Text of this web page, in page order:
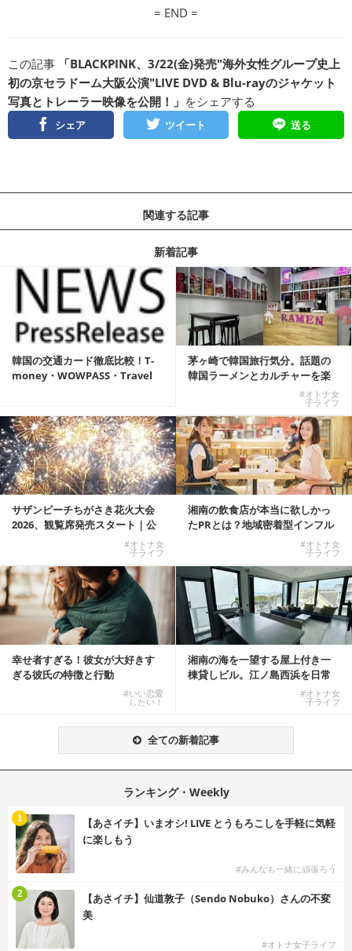
= END =
この記事
「BLACKPINK、3/22(金)発売"海外女性グループ史上
初の京セラドーム大阪公演"LIVE DVD & Blu-rayのジャケット
写真とトレーラー映像を公開！」 をシェアする
シェア ツイート 送る
関連する記事
新着記事
韓国の交通カード徹底比較！T-
money・WOWPASS・Travel
茅ヶ崎で韓国旅行気分。話題の
韓国ラーメンとカルチャーを楽
#オトナ女
子ライフ
サザンビーチちがさき花火大会
2026、観覧席発売スタート｜公
#オトナ女
子ライフ
湘南の飲食店が本当に欲しかっ
たPRとは？地域密着型インフル
#オトナ女
子ライフ
幸せ者すぎる！彼女が大好きす
ぎる彼氏の特徴と行動
#いい恋愛
したい！
湘南の海を一望する屋上付き一
棟貸しビル。江ノ島西浜を日常
#オトナ女
子ライフ
全ての新着記事
ランキング・Weekly
【あさイチ】いまオシ! LIVE とうもろこしを手軽に気軽
に楽しもう
#みんなも一緒に頑張ろう
1
【あさイチ】仙道敦子（Sendo Nobuko）さんの不変
美
#オトナ女子ライフ
2